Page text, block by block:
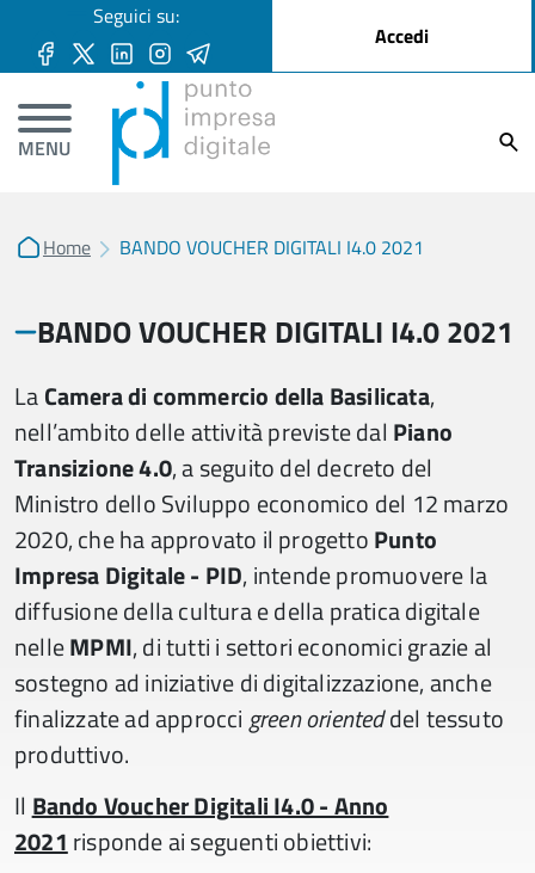
Seguici su: User account menu
Accedi
MENU
Home BANDO VOUCHER DIGITALI I4.0 2021
BANDO VOUCHER DIGITALI I4.0 2021
LaCamera di commercio della Basilicata,
nell’ambito delle attività previste dal Piano
Transizione 4.0, a seguito del decreto del
Ministro dello Sviluppo economico del 12 marzo
2020, che ha approvato il progettoPunto
Impresa Digitale - PID, intende promuovere la
diffusione della cultura e della pratica digitale
nelleMPMI, di tutti i settori economici grazie al
sostegno ad iniziative di digitalizzazione, anche
finalizzate ad approcci green orienteddel tessuto
produttivo.
Il Bando Voucher Digitali I4.0 - Anno
2021 risponde ai seguenti obiettivi: